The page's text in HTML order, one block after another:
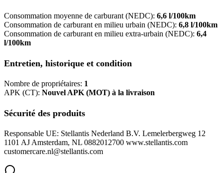
Consommation moyenne de carburant (NEDC): 6,6 l/100km
Consommation de carburant en milieu urbain (NEDC): 6,8 l/100km
Consommation de carburant en milieu extra-urbain (NEDC): 6,4
l/100km
Entretien, historique et condition
Nombre de propriétaires: 1
APK (CT): Nouvel APK (MOT) à la livraison
Sécurité des produits
Responsable UE: Stellantis Nederland B.V. Lemelerbergweg 12
1101 AJ Amsterdam, NL 0882012700 www.stellantis.com
customercare.nl@stellantis.com